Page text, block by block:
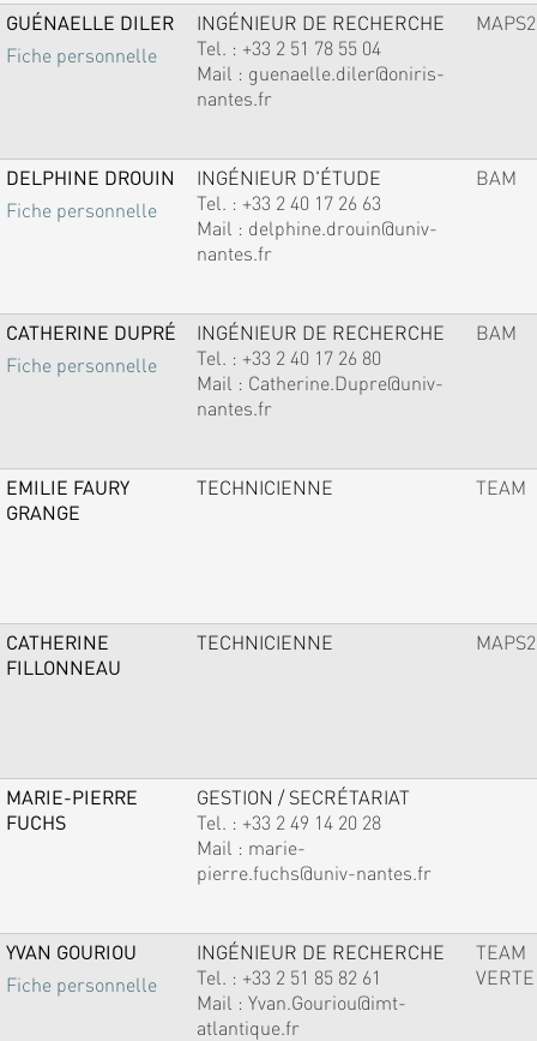
GUÉNAELLE DILER
Fiche personnelle
INGÉNIEUR DE RECHERCHE
Tel. : +33 2 51 78 55 04
Mail : guenaelle.diler@oniris-
nantes.fr
MAPS2
DELPHINE DROUIN
Fiche personnelle
INGÉNIEUR D'ÉTUDE
Tel. : +33 2 40 17 26 63
Mail : delphine.drouin@univ-
nantes.fr
BAM
CATHERINE DUPRÉ
Fiche personnelle
INGÉNIEUR DE RECHERCHE
Tel. : +33 2 40 17 26 80
Mail : Catherine.Dupre@univ-
nantes.fr
BAM
EMILIE FAURY
GRANGE
TECHNICIENNE TEAM
CATHERINE
FILLONNEAU
TECHNICIENNE MAPS2
MARIE-PIERRE
FUCHS
GESTION / SECRÉTARIAT
Tel. : +33 2 49 14 20 28
Mail : marie-
pierre.fuchs@univ-nantes.fr
YVAN GOURIOU
Fiche personnelle
INGÉNIEUR DE RECHERCHE
Tel. : +33 2 51 85 82 61
Mail : Yvan.Gouriou@imt-
atlantique.fr
TEAM
VERTE